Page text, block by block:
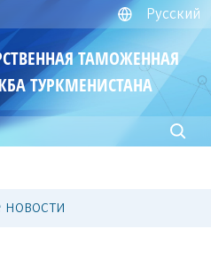
Русский
ТАМОЖЕННАЯ
ТУРКМЕНИСТАНА